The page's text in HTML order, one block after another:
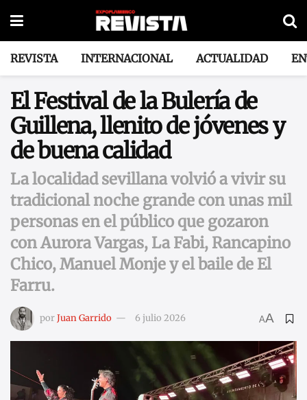
REVISTA INTERNACIONAL ACTUALIDAD
El Festival de la Bulería de
Guillena, llenito de jóvenes y
de buena calidad
La localidad sevillana volvió a vivir su
tradicional noche grande con unas mil
personas en el público que gozaron
con Aurora Vargas, La Fabi, Rancapino
Chico, Manuel Monje y el baile de El
Farru.
porJuan Garrido 6 julio 2026 AA